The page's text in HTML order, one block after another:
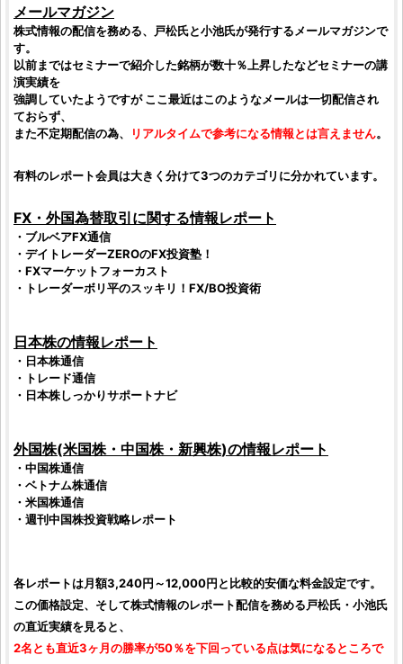
メールマガジン
株式情報の配信を務める、戸松氏と小池氏が発行するメールマガジンで
す。
以前まではセミナーで紹介した銘柄が数十％上昇したなどセミナーの講
演実績を
強調していたようですが ここ最近はこのようなメールは一切配信され
ておらず、
また不定期配信の為、
リアルタイムで参考になる情報とは言えません。
有料のレポート会員は大きく分けて3つのカテゴリに分かれています。
FX・ 外国為替取引 に関する情報レポート
・ブルベアFX通信
・ デイトレーダーZEROのFX投資塾！
・FXマーケットフォーカスト
・トレーダーボリ平のスッキリ！FX/BO投資術
日本株の情報レポート
・ 日本株通信
・トレード通信
・ 日本株しっかりサポートナビ
外国株(米国株・ 中国株・ 新興株)の情報レポート
・ 中国株通信
・ ベトナム株通信
・ 米国株通信
・週刊中国株投資戦略レポート
各レポートは月額3,240円～12,000円と比較的安価な料金設定です。
この価格設定、そして株式情報のレポート配信を務める戸松氏・小池氏
の直近実績を見ると、
2名とも直近3ヶ月の勝率が50％を下回っている点は気になるところで